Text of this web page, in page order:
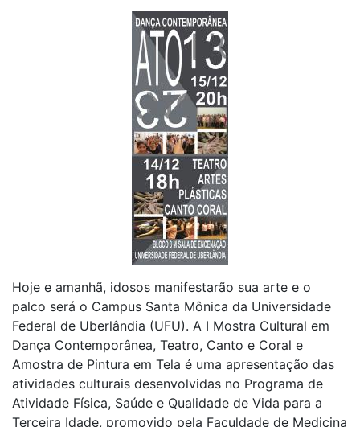
Hoje e amanhã, idosos manifestarão sua arte e o
palco será o Campus Santa Mônica da Universidade
Federal de Uberlândia (UFU). A I Mostra Cultural em
Dança Contemporânea, Teatro, Canto e Coral e
Amostra de Pintura em Tela é uma apresentação das
atividades culturais desenvolvidas no Programa de
Atividade Física, Saúde e Qualidade de Vida para a
Terceira Idade, promovido pela Faculdade de Medicina